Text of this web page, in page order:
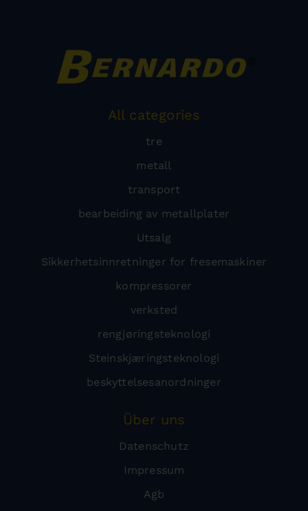
All categories
tre
metall
transport
bearbeiding av metallplater
Utsalg
Sikkerhetsinnretninger for fresemaskiner
kompressorer
verksted
rengjøringsteknologi
Steinskjæringsteknologi
beskyttelsesanordninger
Über uns
Datenschutz
Impressum
Agb